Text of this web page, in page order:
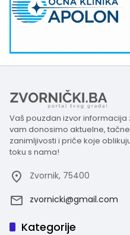
Vaš pouzdan izvor informacija
vam donosimo aktuelne,
zanimljivosti i priče koje
toku s nama!
Zvornik, 75400
zvornicki@gmail.com
Kategorije